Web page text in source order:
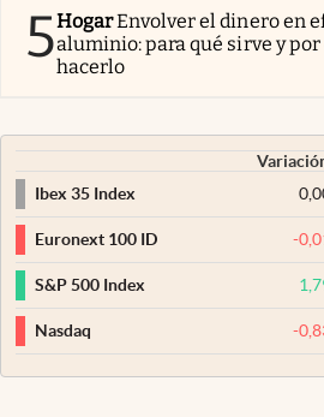
5HogarEnvolver el dinero en
aluminio: para qué sirve y
hacerlo
Ibex 35 Index
Euronext 100 ID -
S&P 500 Index
Nasdaq -